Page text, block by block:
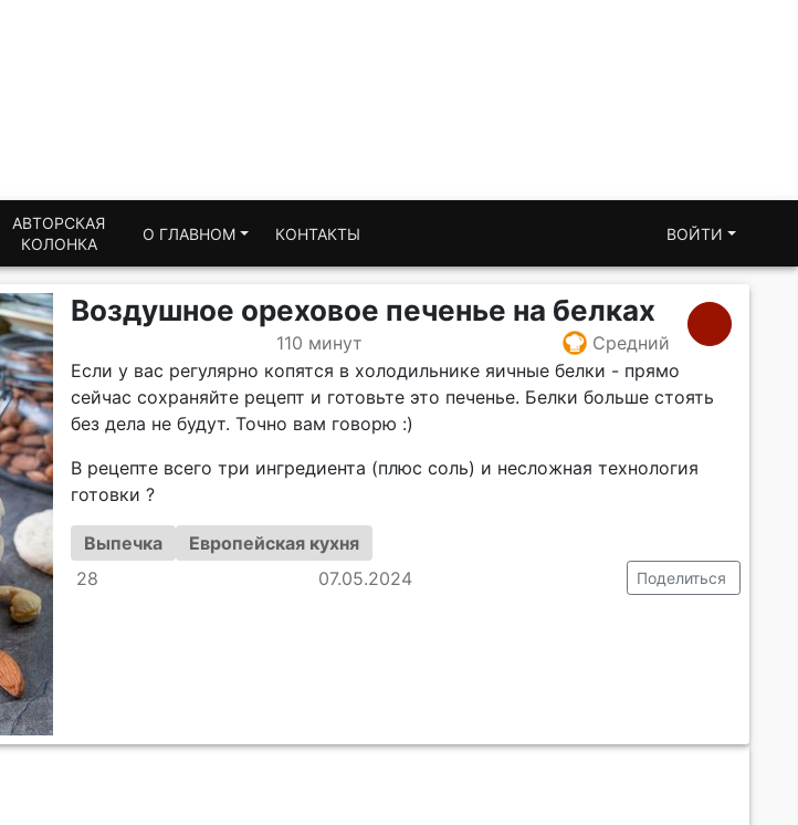
АВТОРСКАЯ
КОЛОНКА
О ГЛАВНОМ КОНТАКТЫ ВОЙТИ
Воздушное ореховое печенье на белках
110 минут
Средний
Если у вас регулярно копятся в холодильнике яичные белки - прямо
сейчас сохраняйте рецепт и готовьте это печенье. Белки больше стоять
без дела не будут. Точно вам говорю :)
В рецепте всего три ингредиента (плюс соль) и несложная технология
готовки ?
Выпечка
Европейская кухня
28
07.05.2024 Поделиться